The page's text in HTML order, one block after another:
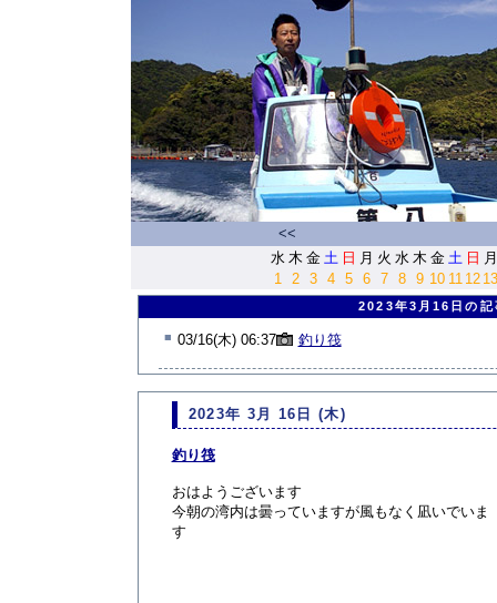
<<
水 木 金 土 日 月 火 水 木 金 土 日 月
1
2 3 4 5 6 7 8 9 10 11 12 13
2023年3月16日の記
■ 03/16(木) 06:37 釣り筏
2023年 3月 16日 (木)
釣り筏
おはようございます
今朝の湾内は曇っていますが風もなく凪いでいま
す